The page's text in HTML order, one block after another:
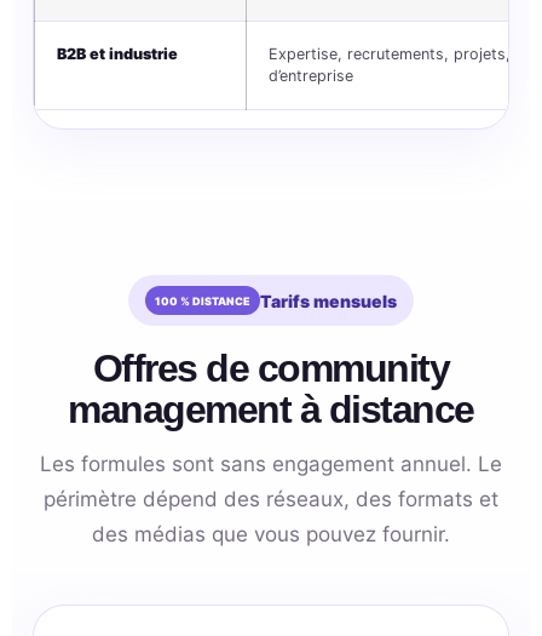
B2B et industrie
Expertise, recrutements, projets,
d’entreprise
Tarifs mensuels
Offres de community
management à distance
Les formules sont sans engagement annuel. Le
périmètre dépend des réseaux, des formats et
des médias que vous pouvez fournir.